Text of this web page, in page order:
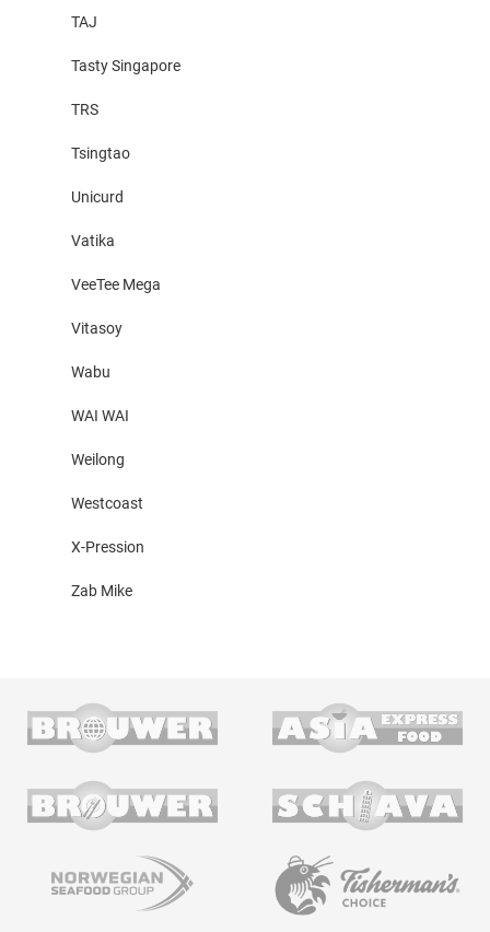
TAJ
Tasty Singapore
TRS
Tsingtao
Unicurd
Vatika
VeeTee Mega
Vitasoy
Wabu
WAI WAI
Weilong
Westcoast
X-Pression
Zab Mike